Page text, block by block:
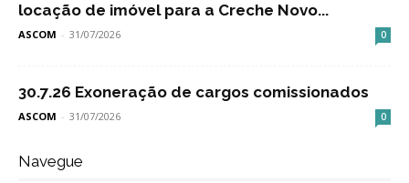
locação de imóvel para a Creche Novo...
ASCOM - 31/07/2026 0
30.7.26 Exoneração de cargos comissionados
ASCOM - 31/07/2026 0
Navegue